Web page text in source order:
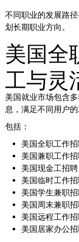
不同职业的发展路
划长期职业方向。
美国全
工与灵
美国就业市场包含
息，满足不同用户的
包括：
美国全职工作
美国兼职工作
美国现金工招聘
美国临时工作
美国学生兼职
美国周末兼职
美国远程工作
美国居家办公